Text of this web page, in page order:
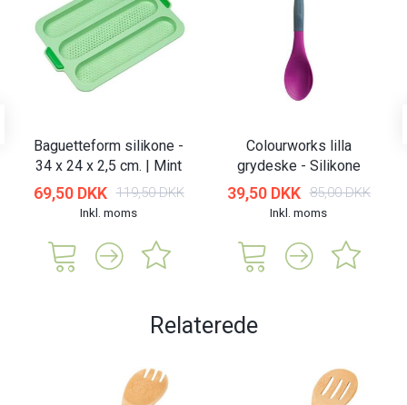
Baguetteform silikone -
34 x 24 x 2,5 cm. | Mint
69,50 DKK 119,50 DKK
Inkl. moms
Colourworks lilla
grydeske - Silikone
39,50 DKK 85,00 DKK
Inkl. moms
Relaterede